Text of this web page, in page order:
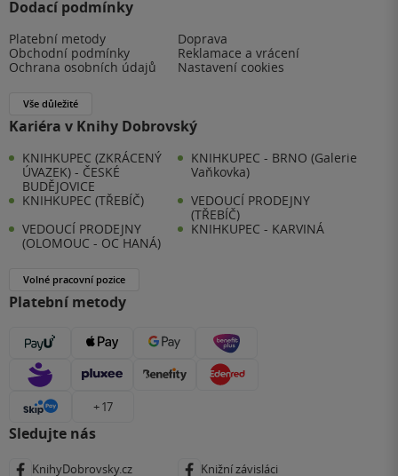
Dodací podmínky
Platební metody
Doprava
Obchodní podmínky
Reklamace a vrácení
Ochrana osobních údajů
Nastavení cookies
Vše důležité
Kariéra v Knihy Dobrovský
KNIHKUPEC (ZKRÁCENÝ
ÚVAZEK) - ČESKÉ
BUDĚJOVICE
KNIHKUPEC - BRNO (Galerie
Vaňkovka)
KNIHKUPEC (TŘEBÍČ)
VEDOUCÍ PRODEJNY
(TŘEBÍČ)
VEDOUCÍ PRODEJNY
(OLOMOUC - OC HANÁ)
KNIHKUPEC - KARVINÁ
Volné pracovní pozice
Platební metody
+ 17
Sledujte nás
KnihyDobrovsky.cz Knižní závisláci